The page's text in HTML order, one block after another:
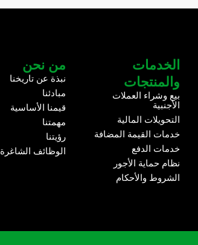
الخدمات
والمنتجات
بيع وشراء العملات
الأجنبية
التحويلات المالية
خدمات القيمة المضافة
خدمات الدفع
نظام حماية الأجور
الشروط والأحكام
من نحن
نبذة عن تاريخنا
مبادئنا
قيمنا الأساسية
مهمتنا
رؤيتنا
الوظائف الشاغرة